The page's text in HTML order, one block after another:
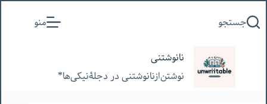
به
جستجو منو
نانوشتنی
نوشتن‌از‌نانوشتنی‌ در‌ دجلۀنیکی‌ها*